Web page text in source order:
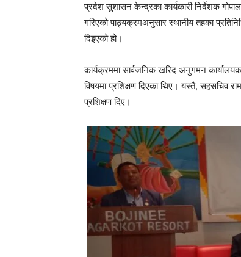
प्रदेश सुशासन केन्द्रका कार्यकारी निर्देशक
गरिएको पाठ्यक्रमअनुसार स्थानीय तहका
दिइएको हो।
कार्यक्रममा सार्वजनिक खरिद अनुगमन
विषयमा प्रशिक्षण दिएका थिए। यस्तै, सहसचिव
प्रशिक्षण दिए।